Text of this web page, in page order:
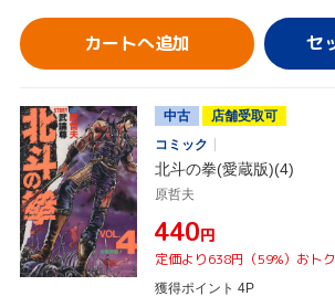
カートへ追加
中古
店舗受取可
コミック
北斗の拳(愛蔵版)(4)
原哲夫
¥440円
定価より638円（59%）おトク
獲得ポイント 4P